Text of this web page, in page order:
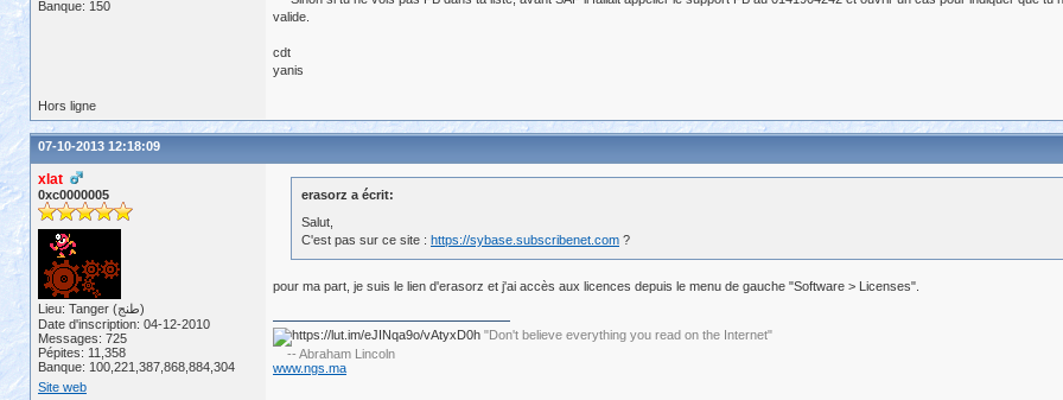
Banque: 150
valide.
cdt
yanis
Hors ligne
07-10-2013 12:18:09
xlat
0xc0000005
Lieu: Tanger (طنج)
Date d'inscription: 04-12-2010
Messages: 725
Pépites: 11,358
Banque: 100,221,387,868,884,304
Site web
erasorz a écrit:
Salut,
C'est pas sur ce site : https://sybase.subscribenet.com ?
pour ma part, je suis le lien d'erasorz et j'ai accès aux licences depuis le menu de gauche "Software > Licenses".
"Don't believe everything you read on the Internet"
-- Abraham Lincoln
www.ngs.ma